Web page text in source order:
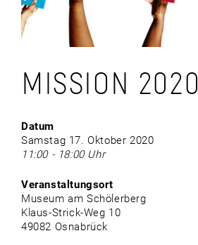
MISSION 2020
Datum
Samstag 17. Oktober 2020
11:00 - 18:00 Uhr
Veranstaltungsort
Museum am Schölerberg
Klaus-Strick-Weg 10
49082 Osnabrück